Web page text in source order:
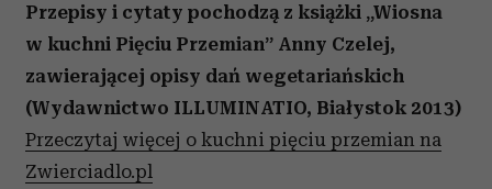
Przepisy i cytaty pochodzą z książki „Wiosna
w kuchni Pięciu Przemian” Anny Czelej,
zawierającej opisy dań wegetariańskich
(Wydawnictwo ILLUMINATIO, Białystok 2013)
Przeczytaj więcej o kuchni pięciu przemian na
Zwierciadlo.pl